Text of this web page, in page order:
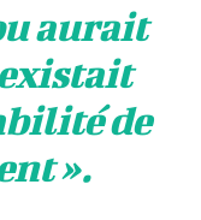
aurait
de
».